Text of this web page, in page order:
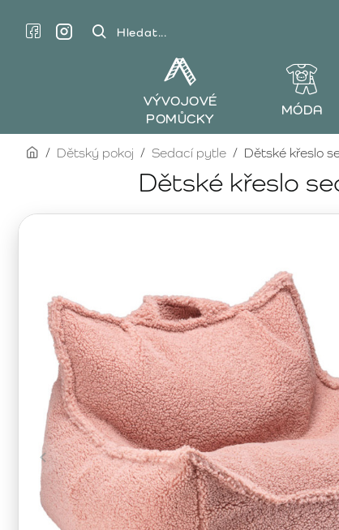
Hledat...
VÝVOJOVÉ
POMŮCKY
MÓDA
Dětské křeslo
homeDětský pokoj Sedací pytle Dětské křeslo